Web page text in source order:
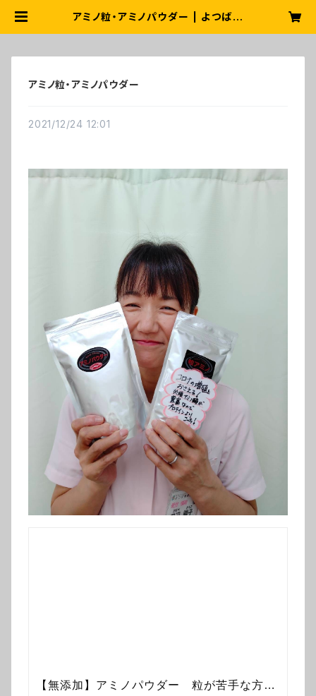
アミノ粒・アミノパウダー | よつば無
アミノ粒・アミノパウダー
2021/12/24 12:01